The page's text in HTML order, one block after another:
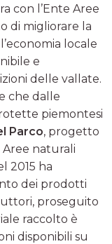
con l’Ente Aree
di migliorare la
locale
e
delle vallate.
che dalle
piemontesi
Parco, progetto
Aree naturali
2015 ha
dei prodotti
proseguito
raccolto è
disponibili su